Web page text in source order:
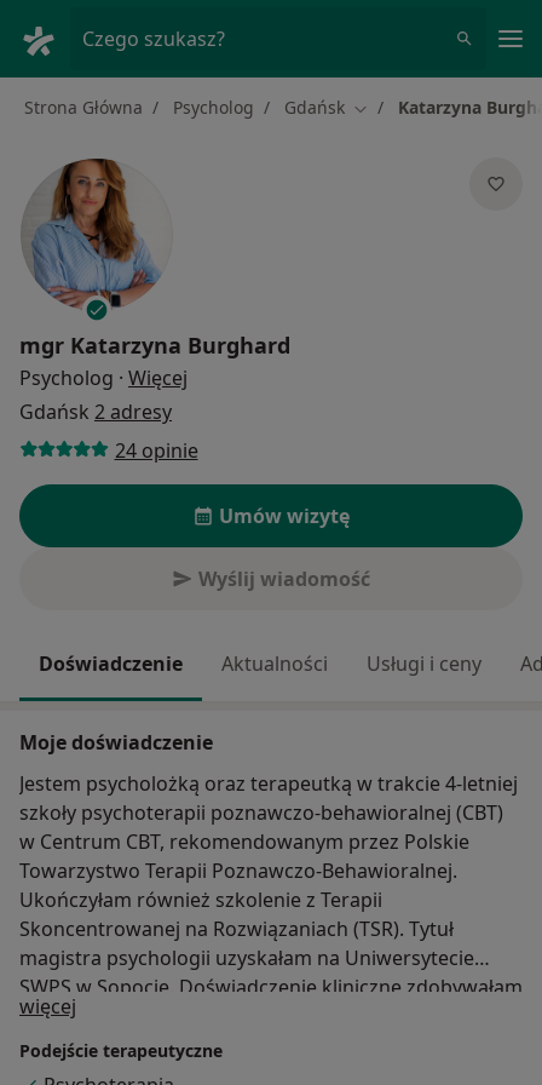
Czego szukasz?
Strona Główna Psycholog Gdańsk Zmień miasto
Katarzyna
mgr Katarzyna Burghard
Psycholog · Więcej
Gdańsk 2 adresy
24 opinie
Umów wizytę
Wyślij wiadomość
Doświadczenie Aktualności Usługi i ceny
Moje doświadczenie
Jestem psycholożką oraz terapeutką w trakcie 4-letniej
szkoły psychoterapii poznawczo-behawioralnej (CBT)
w Centrum CBT, rekomendowanym przez Polskie
Towarzystwo Terapii Poznawczo-Behawioralnej.
Ukończyłam również szkolenie z Terapii
Skoncentrowanej na Rozwiązaniach (TSR). Tytuł
magistra psychologii uzyskałam na Uniwersytecie
SWPS w Sopocie. Doświadczenie kliniczne zdobywałam
m.in. w Wojewódzkim Szpitalu Psychiatrycznym im.
Tadeusza Bilikiewicza w Gdańsku, gdzie aktualnie
przebywam na stażu w ramach szkoły psychoterapii,
więcej
Podejście terapeutyczne